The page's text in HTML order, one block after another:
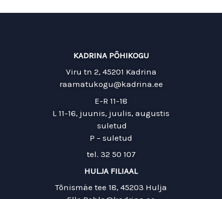
KADRINA PÕHIKOGU
Viru tn 2, 45201 Kadrina
raamatukogu@kadrina.ee
E-R 11-18
L 11-16, juunis, juulis, augustis
suletud
P – suletud
tel. 32 50 107
HULJA FILIAAL
Tõnismäe tee 18, 45203 Hulja